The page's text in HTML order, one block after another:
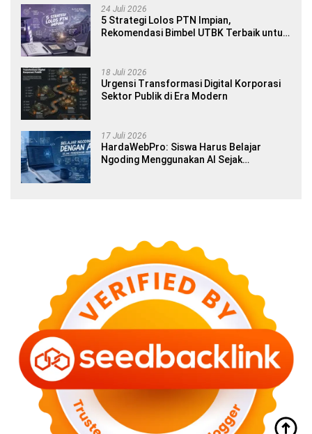
24 Juli 2026
5 Strategi Lolos PTN Impian,
Rekomendasi Bimbel UTBK Terbaik untuk
18 Juli 2026
Urgensi Transformasi Digital Korporasi
Sektor Publik di Era Modern
17 Juli 2026
HardaWebPro: Siswa Harus Belajar
Ngoding Menggunakan AI Sejak